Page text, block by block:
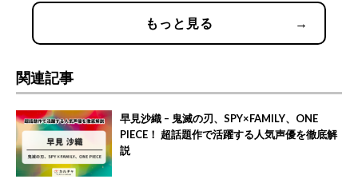
もっと見る →
関連記事
早見沙織 – 鬼滅の刃、SPY×FAMILY、ONE
PIECE！ 超話題作で活躍する人気声優を徹底解
説